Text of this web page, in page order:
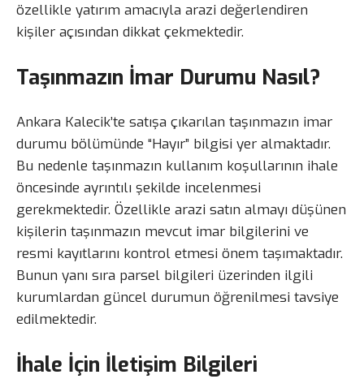
özellikle yatırım amacıyla arazi değerlendiren
kişiler açısından dikkat çekmektedir.
Taşınmazın İmar Durumu Nasıl?
Ankara Kalecik’te satışa çıkarılan taşınmazın imar
durumu bölümünde “Hayır” bilgisi yer almaktadır.
Bu nedenle taşınmazın kullanım koşullarının ihale
öncesinde ayrıntılı şekilde incelenmesi
gerekmektedir. Özellikle arazi satın almayı düşünen
kişilerin taşınmazın mevcut imar bilgilerini ve
resmi kayıtlarını kontrol etmesi önem taşımaktadır.
Bunun yanı sıra parsel bilgileri üzerinden ilgili
kurumlardan güncel durumun öğrenilmesi tavsiye
edilmektedir.
İhale İçin İletişim Bilgileri